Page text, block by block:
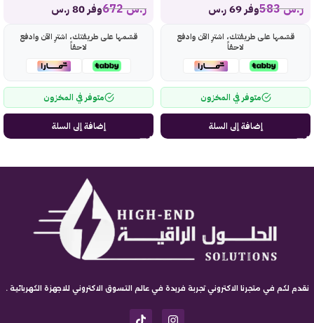
ر.س583 وفر 69 ر.س
قسّمها على طريقتك، اشترِ الآن وادفع
لاحقاً
متوفر في المخزون
إضافة إلى السلة
ر.س672 وفر 80 ر.س
قسّمها على طريقتك، اشترِ الآن وادفع
لاحقاً
متوفر في المخزون
إضافة إلى السلة
نقدم لكم في متجرنا الاكتروني تجربة فريدة في عالم التسوق الاكتروني للاجهزة الكهربائية .